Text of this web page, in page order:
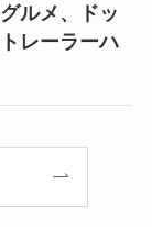
ルメ、ドッ
レーラーハ